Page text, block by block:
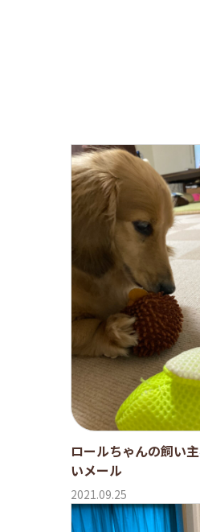
ロールちゃんの飼い
いメール
2021.09.25